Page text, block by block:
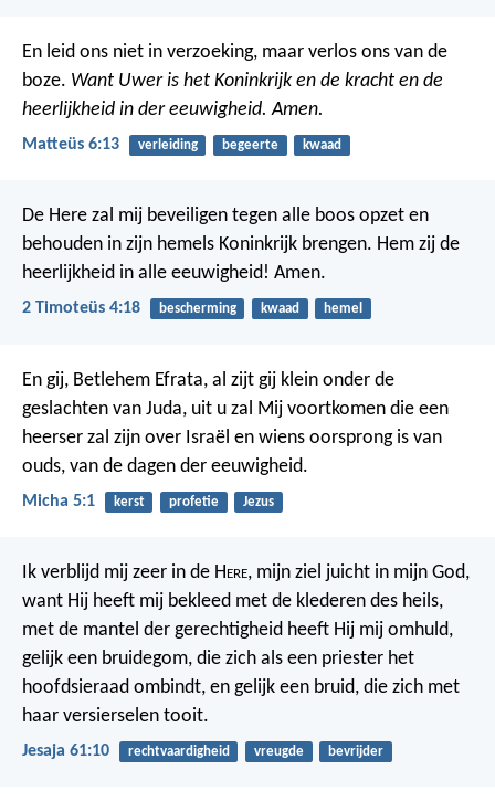
En leid ons niet in verzoeking, maar verlos ons van de
boze. Want Uwer is het Koninkrijk en de kracht en de
heerlijkheid in der eeuwigheid. Amen.
Matteüs 6:13 verleiding begeerte kwaad
De Here zal mij beveiligen tegen alle boos opzet en
behouden in zijn hemels Koninkrijk brengen. Hem zij de
heerlijkheid in alle eeuwigheid! Amen.
2 Timoteüs 4:18 bescherming kwaad hemel
En gij, Betlehem Efrata, al zijt gij klein onder de
geslachten van Juda, uit u zal Mij voortkomen die een
heerser zal zijn over Israël en wiens oorsprong is van
ouds, van de dagen der eeuwigheid.
Micha 5:1 kerst profetie Jezus
Ik verblijd mij zeer in de Here, mijn ziel juicht in mijn God,
want Hij heeft mij bekleed met de klederen des heils,
met de mantel der gerechtigheid heeft Hij mij omhuld,
gelijk een bruidegom, die zich als een priester het
hoofdsieraad ombindt, en gelijk een bruid, die zich met
haar versierselen tooit.
Jesaja 61:10 rechtvaardigheid vreugde bevrijder